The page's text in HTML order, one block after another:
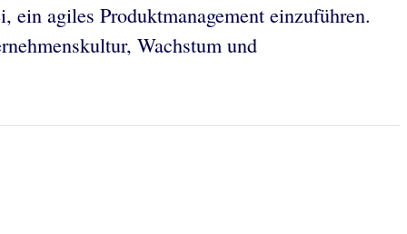
agiles Produktmanagement einzuführen.
Wachstum und